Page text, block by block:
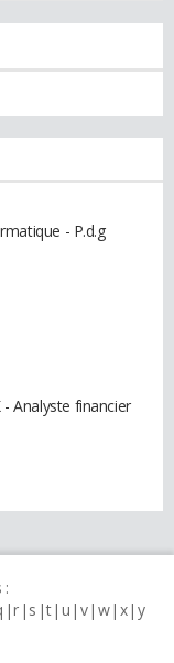
- P.d.g
Analyste financier
:
r s t u v w x y